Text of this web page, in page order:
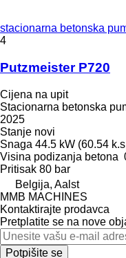
stacionarna betonska
4
Putzmeister P720
Cijena na upit
Stacionarna betonska
2025
Stanje novi
Snaga 44.5 kW (60.54
Visina podizanja betona
Pritisak 80 bar
Belgija, Aalst
MMB MACHINES
Kontaktirajte prodavca
Pretplatite se na nove
Potpišite se